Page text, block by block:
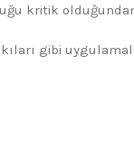
kritik
gibi